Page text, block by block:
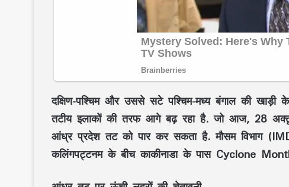
दक्षिण-पश्चिम और उससे सटे पश्चिम-मध्य बंगाल की
तटीय इलाकों की तरफ आगे बढ़ रहा है. जो आज, 28
आंध्र प्रदेश तट को पार कर सकता है. मौसम विभाग
कलिंगपट्टनम के बीच काकीनाडा के पास Cyclone